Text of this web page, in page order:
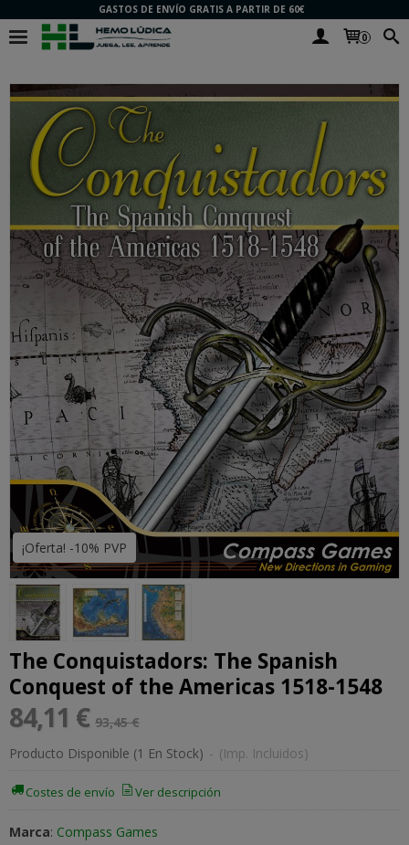
GASTOS DE ENVÍO GRATIS A PARTIR DE 60€
0
¡Oferta! -10% PVP
The Conquistadors: The Spanish
Conquest of the Americas 1518-1548
84,11 € 93,45 €
Producto Disponible (1 En Stock) - (Imp. Incluidos)
Costes de envío Ver descripción
Marca: Compass Games